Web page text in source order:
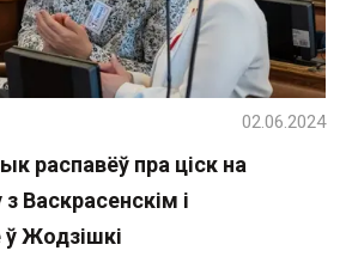
распавёў пра ціск на
Васкрасенскім і
Жодзішкі
02.06.2024